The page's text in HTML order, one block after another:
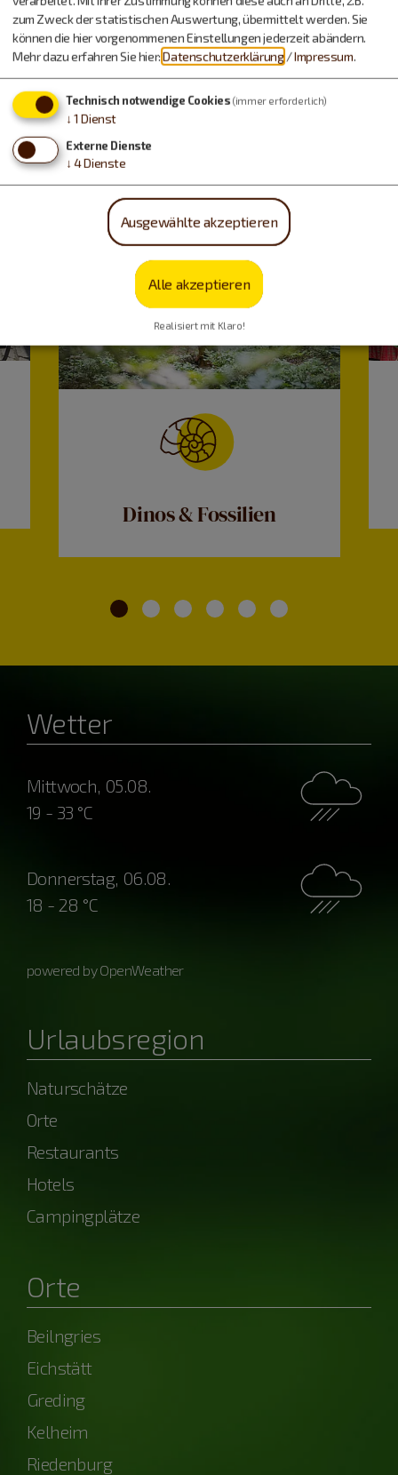
Urlaub machen, essen,
trinken…
Dinos & Fossilien
Wetter
Mittwoch, 05.08.
19 - 33 °C
Donnerstag, 06.08.
18 - 28 °C
powered by OpenWeather
Urlaubsregion
Naturschätze
Orte
Restaurants
Hotels
Campingplätze
Orte
Beilngries
Eichstätt
Greding
Kelheim
Riedenburg
zum Zweck der statistischen Auswertung, übermittelt werden. Sie
können die hier vorgenommenen Einstellungen jederzeit abändern.
Mehr dazu erfahren Sie hier:Datenschutzerklärung /Impressum.
Technisch notwendige Cookies (immer erforderlich)
↓ 1 Dienst
Externe Dienste
↓ 4Dienste
Ausgewählte akzeptieren
Alle akzeptieren
Realisiert mit Klaro!